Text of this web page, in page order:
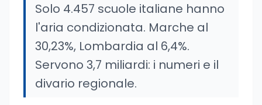
Solo 4.457 scuole italiane hanno
l'aria condizionata. Marche al
30,23%, Lombardia al 6,4%.
Servono 3,7 miliardi: i numeri e il
divario regionale.